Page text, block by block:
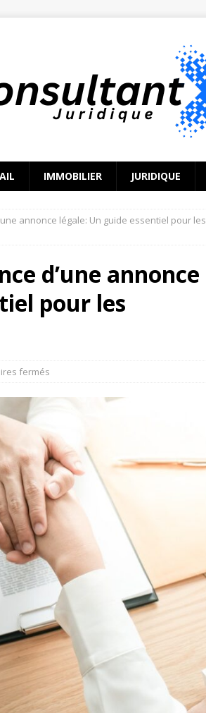
IMMOBILIER JURIDIQUE
annonce légale: Un guide essentiel pour les
d’une annonce
pour les
fermés